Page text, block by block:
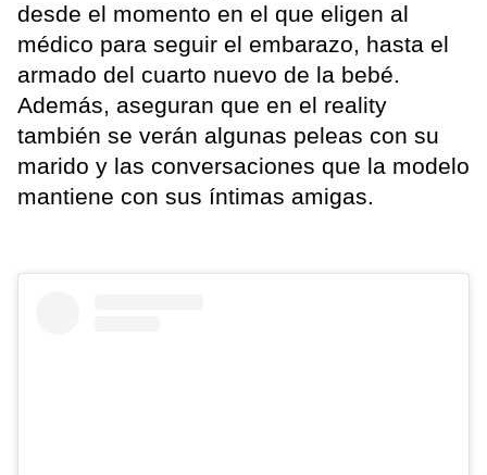
desde el momento en el que eligen al
médico para seguir el embarazo, hasta el
armado del cuarto nuevo de la bebé.
Además, aseguran que en el reality
también se verán algunas peleas con su
marido y las conversaciones que la modelo
mantiene con sus íntimas amigas.